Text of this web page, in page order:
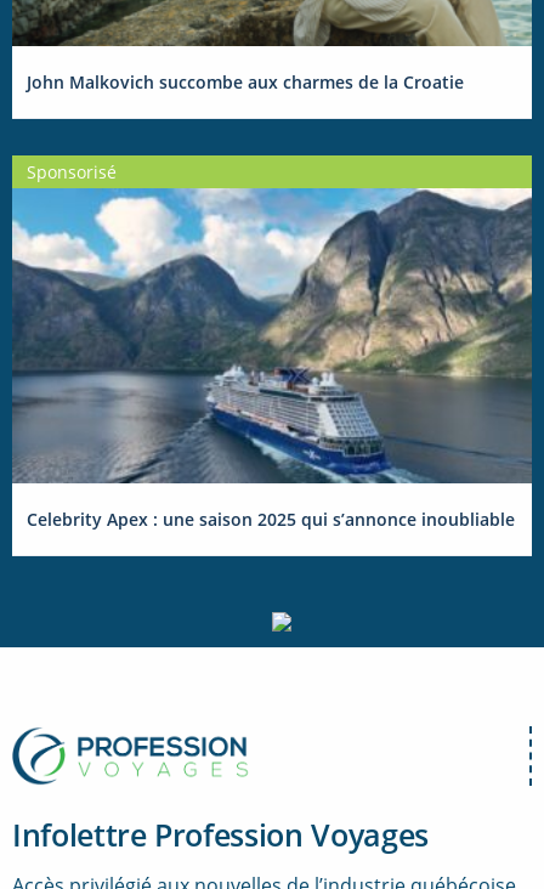
John Malkovich succombe aux charmes de la Croatie
Sponsorisé
Celebrity Apex : une saison 2025 qui s’annonce inoubliable
Infolettre Profession Voyages